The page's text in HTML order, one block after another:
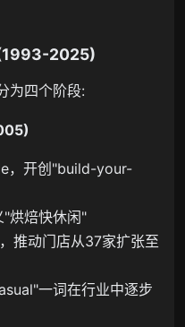
2025)
为四个阶段:
，开创"build-your-
烘焙快休闲"
推动门店从37家扩张至
一词在行业中逐步